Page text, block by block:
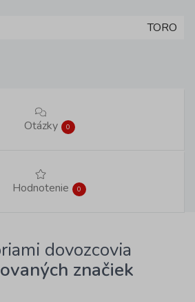
TORO
Otázky 0
Hodnotenie 0
dovozcovia
značiek